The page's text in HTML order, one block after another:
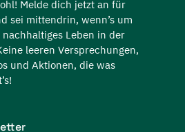
Melde dich jetzt an für
sei mittendrin, wenn’s um
Leben in der
leeren Versprechungen,
und Aktionen, die was